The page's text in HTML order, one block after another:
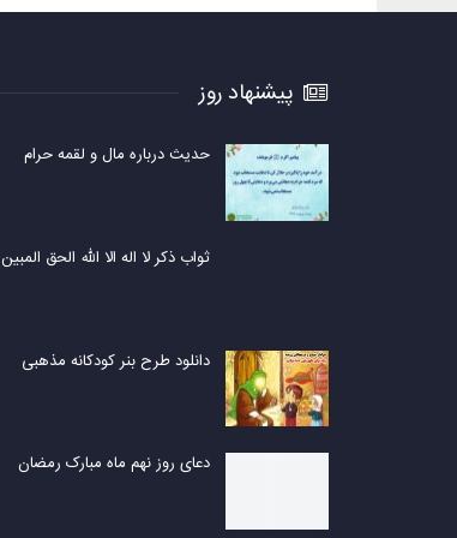
پیشنهاد روز
حدیث درباره مال و لقمه حرام
ثواب ذکر لا اله الا الله الحق المبین
دانلود طرح بنر کودکانه مذهبی
دعای روز نهم ماه مبارک رمضان